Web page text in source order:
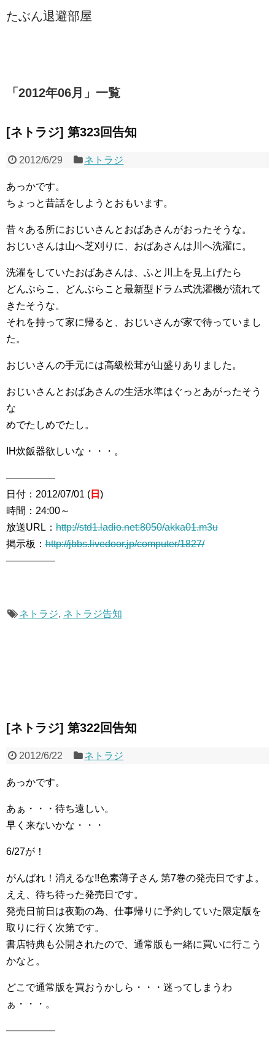
たぶん退避部屋
「 2012年06月 」 一覧
[ネトラジ] 第323回告知
2012/6/29 ネトラジ
あっかです。
ちょっと昔話をしようとおもいます。
昔々ある所におじいさんとおばあさんがおったそうな。
おじいさんは山へ芝刈りに、おばあさんは川へ洗濯に。
洗濯をしていたおばあさんは、ふと川上を見上げたら
どんぶらこ、どんぶらこと最新型ドラム式洗濯機が流れて
きたそうな。
それを持って家に帰ると、おじいさんが家で待っていまし
た。
おじいさんの手元には高級松茸が山盛りありました。
おじいさんとおばあさんの生活水準はぐっとあがったそう
な
めでたしめでたし。
IH炊飯器欲しいな・・・。
―――――
日付：2012/07/01 ( 日 )
時間：24:00～
放送URL： http://std1.ladio.net:8050/akka01.m3u
掲示板： http://jbbs.livedoor.jp/computer/1827/
―――――
ネトラジ, ネトラジ告知
[ネトラジ] 第322回告知
2012/6/22 ネトラジ
あっかです。
あぁ・・・待ち遠しい。
早く来ないかな・・・
6/27が！
がんばれ！消えるな!!色素薄子さん 第7巻の発売日ですよ。
ええ、待ち待った発売日です。
発売日前日は夜勤の為、仕事帰りに予約していた限定版を
取りに行く次第です。
書店特典も公開されたので、通常版も一緒に買いに行こう
かなと。
どこで通常版を買おうかしら・・・迷ってしまうわ
ぁ・・・。
―――――